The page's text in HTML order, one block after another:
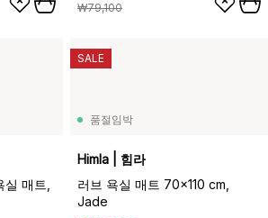
₩79,100
매트,
품절임박
Himla | 힘라
러브 욕실 매트 70x110 cm,
Jade
SALE